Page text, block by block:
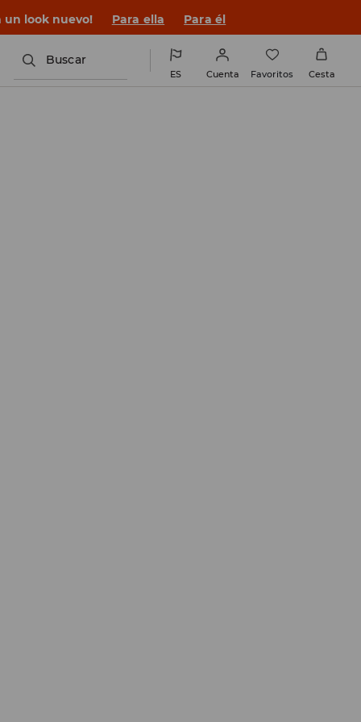
un look nuevo! Para ella Para él
Buscar
ES Cuenta Favoritos Cesta